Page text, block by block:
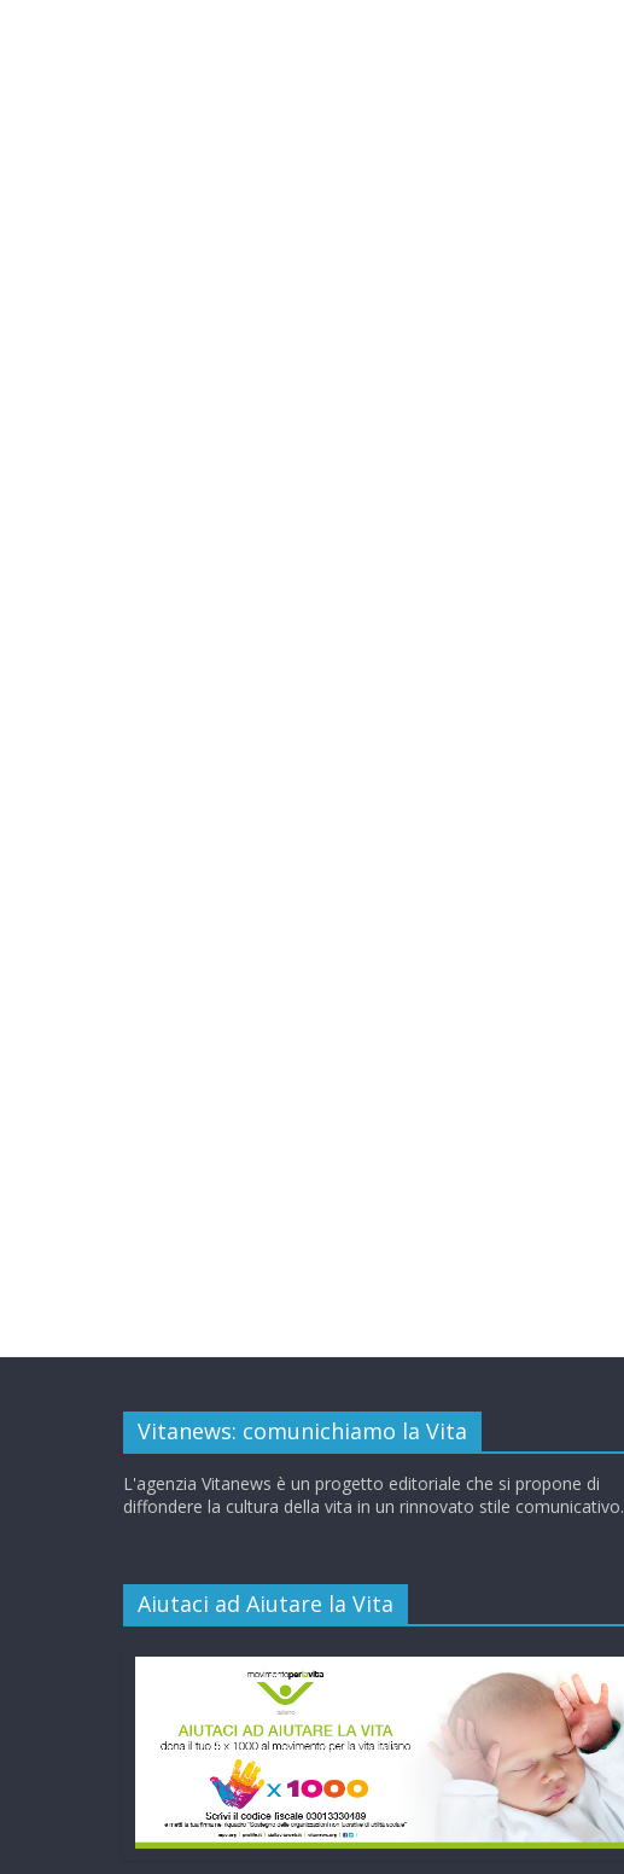
Vitanews: comunichiamo la Vita
L'agenzia Vitanews è un progetto editoriale che si propone di
diffondere la cultura della vita in un rinnovato stile comunicativo.
Aiutaci ad Aiutare la Vita